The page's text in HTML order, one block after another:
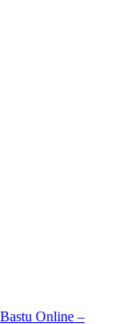
Online –